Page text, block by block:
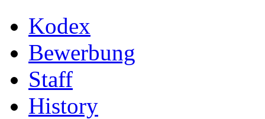
Kodex
Bewerbung
Staff
History